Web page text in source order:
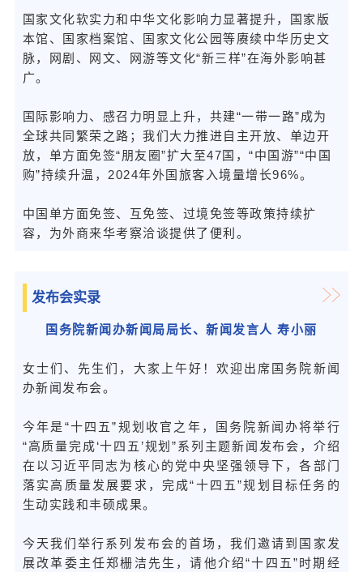
国家文化软实力和中华文化影响力显著提升，国家版
本馆、国家档案馆、国家文化公园等赓续中华历史文
脉，网剧、网文、网游等文化“新三样”在海外影响甚
广。
国际影响力、感召力明显上升，共建“一带一路”成为
全球共同繁荣之路；我们大力推进自主开放、单边开
放，单方面免签“朋友圈”扩大至47国，“中国游”“中国
购”持续升温，2024年外国旅客入境量增长96%。
中国单方面免签、互免签、过境免签等政策持续扩
容，为外商来华考察洽谈提供了便利。
发布会实录
国务院新闻办新闻局局长、新闻发言人 寿小丽
女士们、先生们，大家上午好！欢迎出席国务院新闻
办新闻发布会。
今年是“十四五”规划收官之年，国务院新闻办将举行
“高质量完成‘十四五’规划”系列主题新闻发布会，介绍
在以习近平同志为核心的党中央坚强领导下，各部门
落实高质量发展要求，完成“十四五”规划目标任务的
生动实践和丰硕成果。
今天我们举行系列发布会的首场，我们邀请到国家发
展改革委主任郑栅洁先生，请他介绍“十四五”时期经